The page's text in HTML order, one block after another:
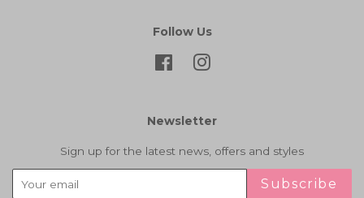
Follow Us
FacebookInstagram
Newsletter
Sign up for the latest news, offers and styles
Subscribe